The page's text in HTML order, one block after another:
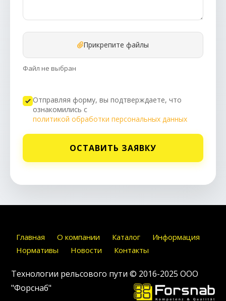
Прикрепите файлы
Файл не выбран
Отправляя форму, вы подтверждаете, что
ознакомились с
политикой обработки персональных данных
ОСТАВИТЬ ЗАЯВКУ
Главная О компании Каталог
Информация
Нормативы
Новости Контакты
Технологии рельсового пути © 2016-2025ООО
"Форснаб"